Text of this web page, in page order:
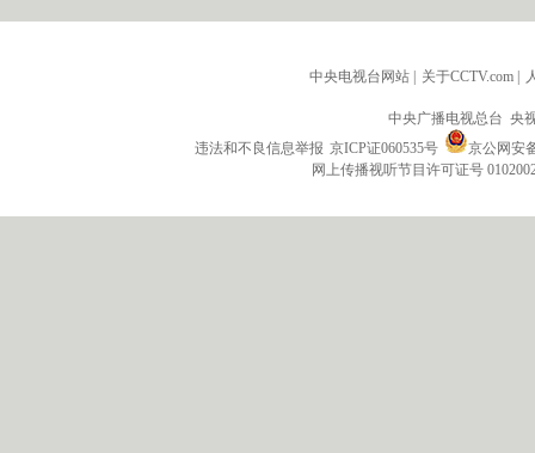
中央电视台网站 关于CCTV.com
中央广播电视总台 央
违法和不良信息举报 京ICP证060535号
京公网安
网上传播视听节目许可证号